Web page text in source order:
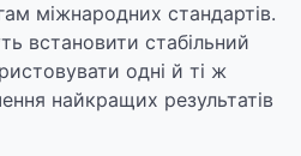
міжнародних стандартів.
встановити стабільний
одні й ті ж
найкращих результатів